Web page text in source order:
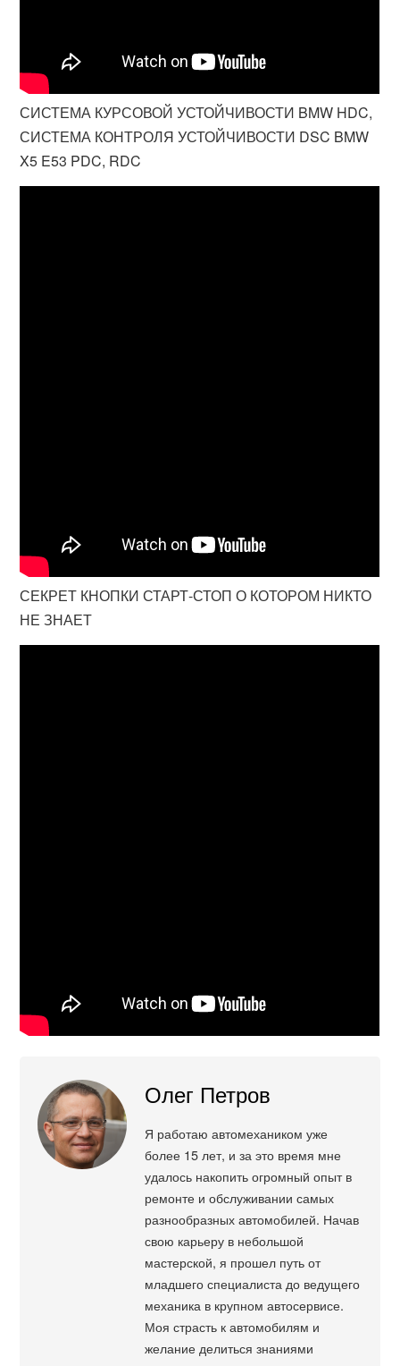
СИСТЕМА КУРСОВОЙ УСТОЙЧИВОСТИ BMW HDC,
СИСТЕМА КОНТРОЛЯ УСТОЙЧИВОСТИ DSC BMW
X5 E53 PDC, RDC
СЕКРЕТ КНОПКИ СТАРТ-СТОП О КОТОРОМ НИКТО
НЕ ЗНАЕТ
Олег Петров
Я работаю автомехаником уже
более 15 лет, и за это время мне
удалось накопить огромный опыт в
ремонте и обслуживании самых
разнообразных автомобилей. Начав
свою карьеру в небольшой
мастерской, я прошел путь от
младшего специалиста до ведущего
механика в крупном автосервисе.
Моя страсть к автомобилям и
желание делиться знаниями